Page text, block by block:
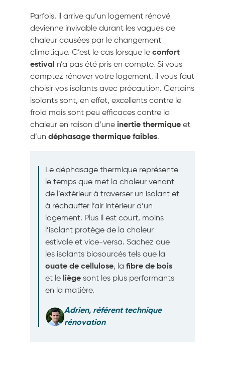
Parfois, il arrive qu’un logement rénové
devienne invivable durant les vagues de
chaleur causées par le changement
climatique. C’est le cas lorsque le confort
estival n’a pas été pris en compte. Si vous
comptez rénover votre logement, il vous faut
choisir vos isolants avec précaution. Certains
isolants sont, en effet, excellents contre le
froid mais sont peu efficaces contre la
chaleur en raison d’une inertie thermique et
d’un déphasage thermique faibles.
Le déphasage thermique représente
le temps que met la chaleur venant
de l’extérieur à traverser un isolant et
à réchauffer l’air intérieur d’un
logement. Plus il est court, moins
l’isolant protège de la chaleur
estivale et vice-versa. Sachez que
les isolants biosourcés tels que la
ouate de cellulose, la fibre de bois
et le liège sont les plus performants
en la matière.
Adrien, référent technique
rénovation